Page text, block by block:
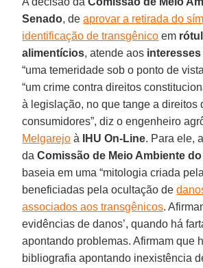
Senado, deaprovar a retirada do
identificação de transgênico em
alimentícios, atende aos
“uma temeridade sob o ponto de
“um crime contra direitos
à legislação, no que tange a direitos
consumidores”, diz o engenheiro
Melgarejo à IHU On-Line. Para ele,
daComissão de Meio Ambiente
baseia em uma “mitologia criada
beneficiadas pela ocultação de
associados aos transgênicos.
evidências de danos’, quando há
apontando problemas. Afirmam que
bibliografia apontando inexistência